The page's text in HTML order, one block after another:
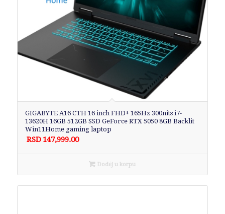
GIGABYTE A16 CTH 16 inch FHD+ 165Hz 300nits i7-
13620H 16GB 512GB SSD GeForce RTX 5050 8GB Backlit
Win11Home gaming laptop
RSD 147,999.00
Dodaj u korpu